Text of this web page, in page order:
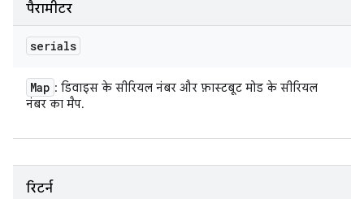
पैरामीटर
serials
Map : डिवाइस के सीरियल नंबर और फ़ास्टबूट मोड के सीरियल
नंबर का मैप.
रिटर्न